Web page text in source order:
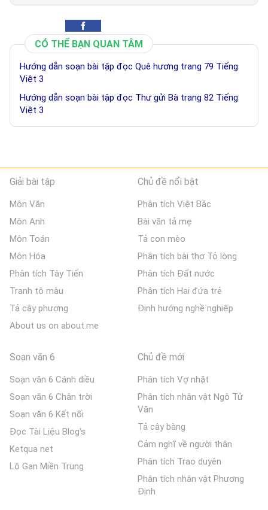
CÓ THỂ BẠN QUAN TÂM
Hướng dẫn soạn bài tập đọc Quê hương trang 79 Tiếng
Việt 3
Hướng dẫn soạn bài tập đọc Thư gửi Bà trang 82 Tiếng
Việt 3
Giải bài tập
Môn Văn
Môn Anh
Môn Toán
Môn Hóa
Phân tích Tây Tiến
Tranh tô màu
Tả cây phượng
About us on about.me
Chủ đề nổi bật
Phân tích Việt Bắc
Bài văn tả mẹ
Tả con mèo
Phân tích bài thơ Tỏ lòng
Phân tích Đất nước
Phân tích Hai đứa trẻ
Định hướng nghề nghiệp
Soạn văn 6
Soạn văn 6 Cánh diều
Soạn văn 6 Chân trời
Soạn văn 6 Kết nối
Đọc Tài Liệu Blog's
Ketqua net
Lô Gan Miền Trung
Chủ đề mới
Phân tích Vợ nhặt
Phân tích nhân vật Ngô Tử
Văn
Tả cây bàng
Cảm nghĩ về người thân
Phân tích Trao duyên
Phân tích nhân vật Phương
Định